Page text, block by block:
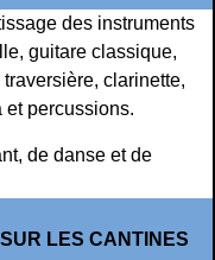
des instruments
guitare classique,
clarinette,
et percussions.
de danse et de
LES CANTINES